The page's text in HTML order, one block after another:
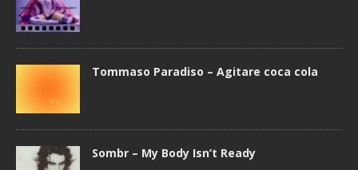
Tommaso Paradiso – Agitare coca cola
Sombr – My Body Isn’t Ready